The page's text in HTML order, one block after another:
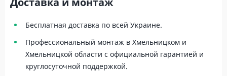
Бесплатная доставка по всей Украине.
Профессиональный монтаж в Хмельницком и
Хмельницкой области с официальной гарантией и
круглосуточной поддержкой.